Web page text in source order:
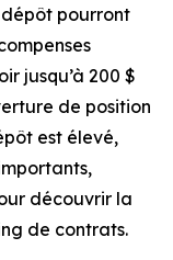
pourront
jusqu’à 200 $
de position
est élevé,
découvrir la
de contrats.